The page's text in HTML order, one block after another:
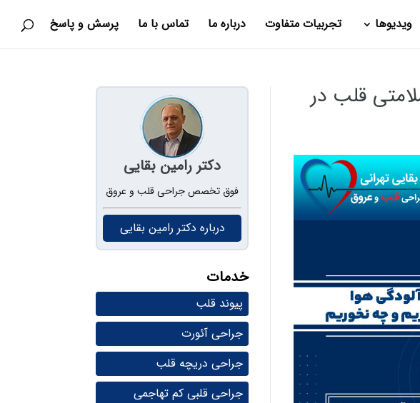
ویدیوها تجربیات متفاوت درباره ما تماس با ما پرسش و پاسخ
دکتر رامین بقایی
فوق تخصص جراحی قلب و عروق
درباره دکتر رامین بقایی
خدمات
پیوند قلب
جراحی آئورت
جراحی دریچه قلب
جراحی قلبی کم تهاجمی
قلب در